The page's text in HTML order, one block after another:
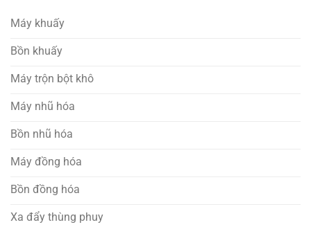
Máy khuấy
Bồn khuấy
Máy trộn bột khô
Máy nhũ hóa
Bồn nhũ hóa
Máy đồng hóa
Bồn đồng hóa
Xa đẩy thùng phuy